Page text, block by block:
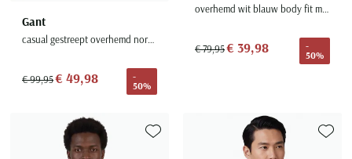
Gant
casual gestreept overhemd normale fit lichtblauw katoen
€ 99,95€ 49,98
-
50%
overhemd wit blauw body fit ml7 semi-wide collar
€ 79,95€ 39,98
-
50%
Toevoegen aan favorieten